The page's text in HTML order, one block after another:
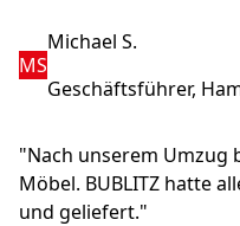
MS
Michael S.
Geschäftsführer,
"Nach unserem Umzug
Möbel. BUBLITZ hatte
und geliefert."